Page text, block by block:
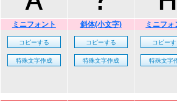
ミニフォント 斜体(小文字) ミニフォ